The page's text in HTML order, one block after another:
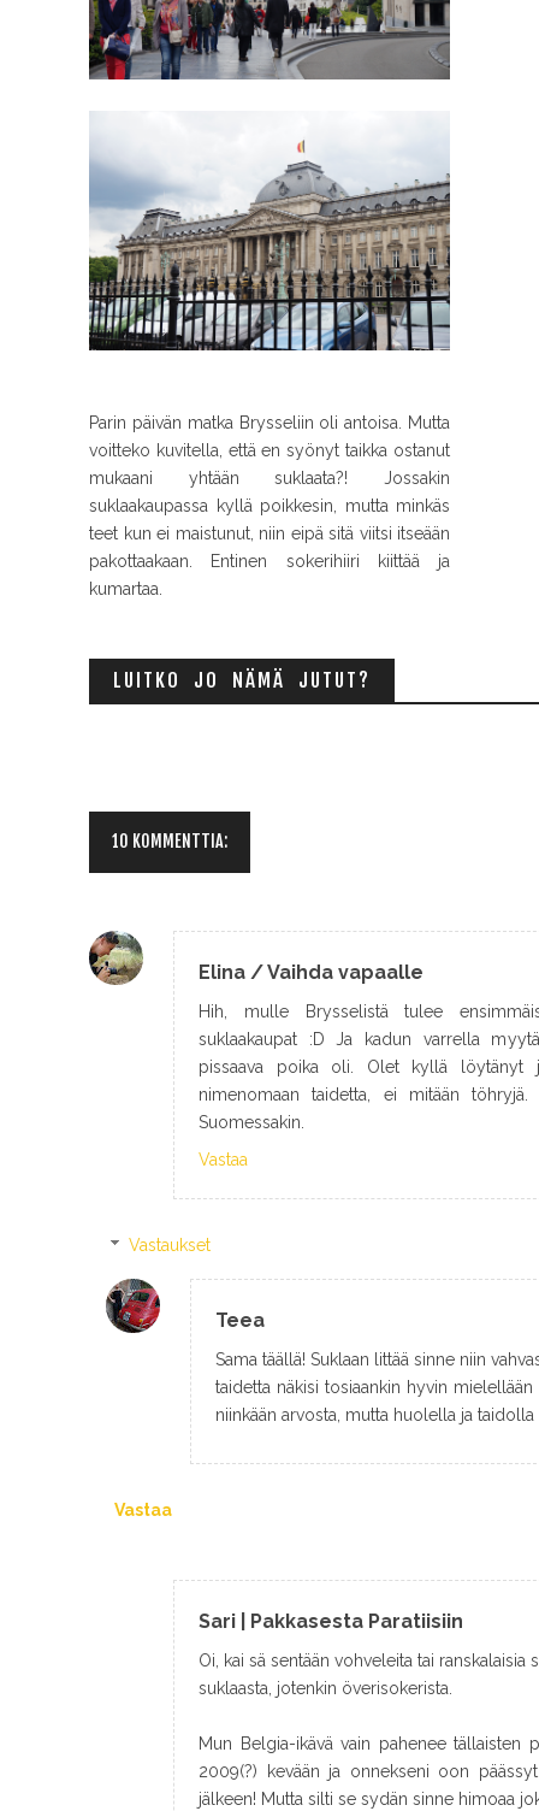
Parin päivän matka Brysseliin oli antoisa. Mutta
voitteko kuvitella, että en syönyt taikka ostanut
mukaani yhtään suklaata?! Jossakin
suklaakaupassa kyllä poikkesin, mutta minkäs
teet kun ei maistunut, niin eipä sitä viitsi itseään
pakottaakaan. Entinen sokerihiiri kiittää ja
kumartaa.
LUITKO JO NÄMÄ JUTUT?
10 KOMMENTTIA:
Elina / Vaihda vapaalle
Hih, mulle Brysselistä tulee
suklaakaupat :D Ja kadun varrella
pissaava poika oli. Olet kyllä löytänyt
nimenomaan taidetta, ei mitään
Suomessakin.
Vastaa
Vastaukset
Teea
Sama täällä! Suklaan littää sinne niin
taidetta näkisi tosiaankin hyvin
niinkään arvosta, mutta huolella ja
Vastaa
Sari | Pakkasesta Paratiisiin
Oi, kai sä sentään vohveleita tai
suklaasta, jotenkin överisokerista.
Mun Belgia-ikävä vain pahenee tällaisten
2009(?) kevään ja onnekseni oon
jälkeen! Mutta silti se sydän sinne himoaa